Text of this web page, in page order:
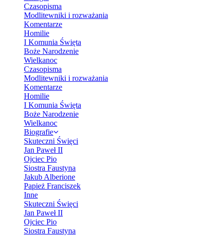
Czasopisma
Modlitewniki i rozważania
Komentarze
Homilie
I Komunia Święta
Boże Narodzenie
Wielkanoc
Czasopisma
Modlitewniki i rozważania
Komentarze
Homilie
I Komunia Święta
Boże Narodzenie
Wielkanoc
Biografie
Skuteczni Święci
Jan Paweł II
Ojciec Pio
Siostra Faustyna
Jakub Alberione
Papież Franciszek
Inne
Skuteczni Święci
Jan Paweł II
Ojciec Pio
Siostra Faustyna